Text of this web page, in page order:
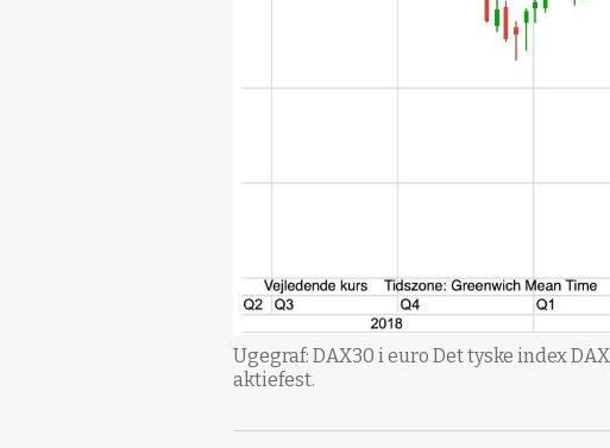
Ugegraf: DAX30 i euro Det tyske index
aktiefest.